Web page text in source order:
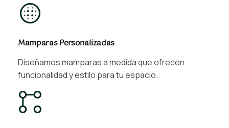
Mamparas Personalizadas
Diseñamos mamparas a medida que ofrecen
funcionalidad y estilo para tu espacio.